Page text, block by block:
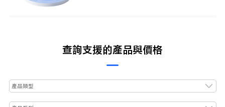
查詢支援的產品與價格